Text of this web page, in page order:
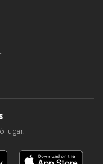
lugar.